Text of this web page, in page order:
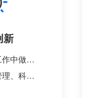
新
对在母婴保健工作中做出显著成绩和在母婴保健科学研究中取得显著成果的组织和个人的奖励
对在循环经济管理、科学技术研究、产品开发、示范和推广工作中做出显著成绩的单位和个人的表彰奖励